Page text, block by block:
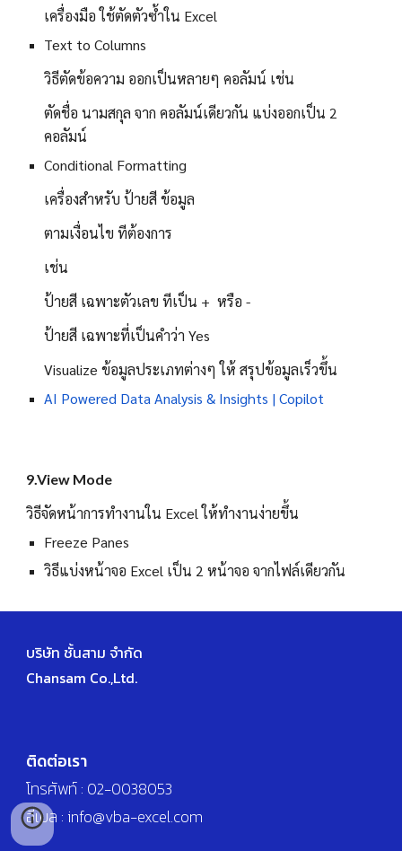
เครื่องมือ ใช้ตัดตัวซ้ำใน Excel
Text to Columns
วิธีตัดข้อความ ออกเป็นหลายๆ คอลัมน์ เช่น
ตัดชื่อ นามสกุล จาก คอลัมน์เดียวกัน แบ่งออกเป็น 2
คอลัมน์
Conditional Formatting
เครื่องสำหรับ ป้ายสี ข้อมูล
ตามเงื่อนไข ทีต้องการ
เช่น
ป้ายสี เฉพาะตัวเลข ทีเป็น + หรือ -
ป้ายสี เฉพาะที่เป็นคำว่า Yes
Visualize ข้อมูลประเภทต่างๆ ให้ สรุปข้อมูลเร็วขึ้น
AI Powered Data Analysis & Insights | Copilot
9.View Mode
วิธีจัดหน้าการทำงานใน Excel ให้ทำงานง่ายขึ้น
Freeze Panes
วิธีแบ่งหน้าจอ Excel เป็น 2 หน้าจอ จากไฟล์เดียวกัน
บริษัท ชั้นสาม จำกัด
Chansam Co.,Ltd.
ติดต่อเรา
โทรศัพท์ : 02-0038053
อีเมล : info@vba-excel.com